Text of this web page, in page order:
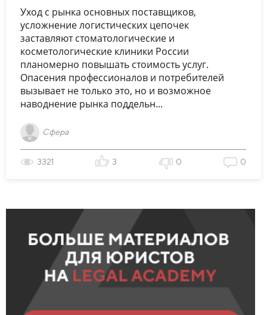
Уход с рынка основных поставщиков,
усложнение логистических цепочек
заставляют стоматологические и
косметологические клиники России
планомерно повышать стоимость услуг.
Опасения профессионалов и потребителей
вызывает не только это, но и возможное
наводнение рынка поддельн...
Сфера
3321 3 0 0